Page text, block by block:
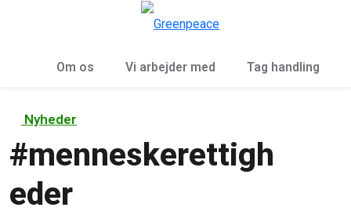
Om os Vi arbejder med Tag handling
Nyheder
#menneskerettigh
eder